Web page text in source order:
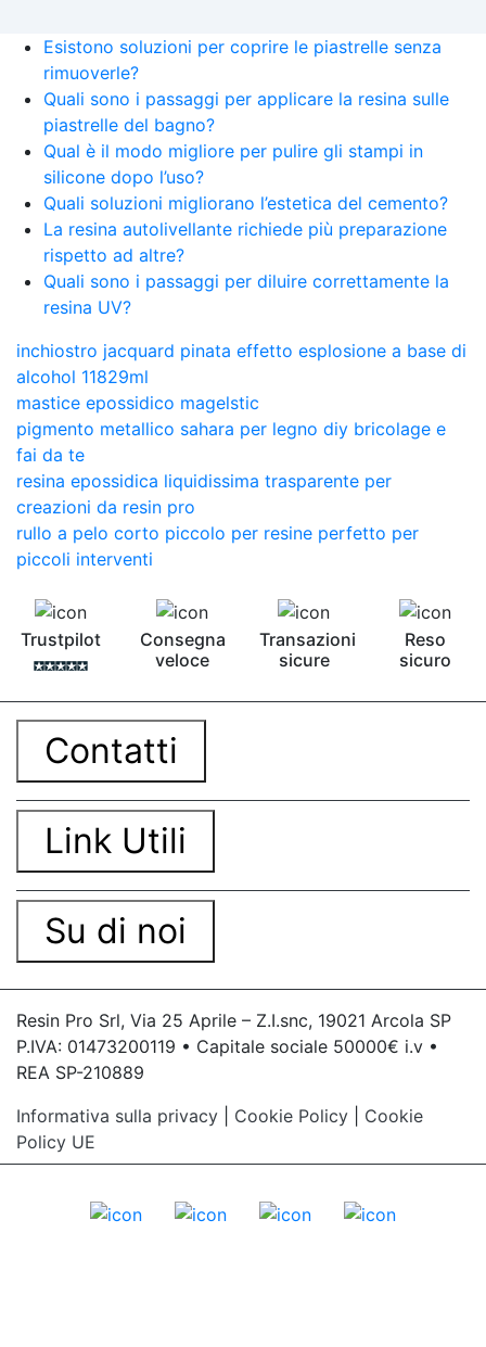
Esistono soluzioni per coprire le piastrelle senza
rimuoverle?
Quali sono i passaggi per applicare la resina sulle
piastrelle del bagno?
Qual è il modo migliore per pulire gli stampi in
silicone dopo l’uso?
Quali soluzioni migliorano l’estetica del cemento?
La resina autolivellante richiede più preparazione
rispetto ad altre?
Quali sono i passaggi per diluire correttamente la
resina UV?
inchiostro jacquard pinata effetto esplosione a base di
alcohol 11829ml
mastice epossidico magelstic
pigmento metallico sahara per legno diy bricolage e
fai da te
resina epossidica liquidissima trasparente per
creazioni da resin pro
rullo a pelo corto piccolo per resine perfetto per
piccoli interventi
Trustpilot
Consegna
veloce
Transazioni
sicure
Reso
sicuro
Contatti
Link Utili
Su di noi
Resin Pro Srl, Via 25 Aprile – Z.I.snc, 19021 Arcola SP
P.IVA: 01473200119 • Capitale sociale 50000€ i.v •
REA SP-210889
Informativa sulla privacy
Cookie Policy
Cookie
Policy UE